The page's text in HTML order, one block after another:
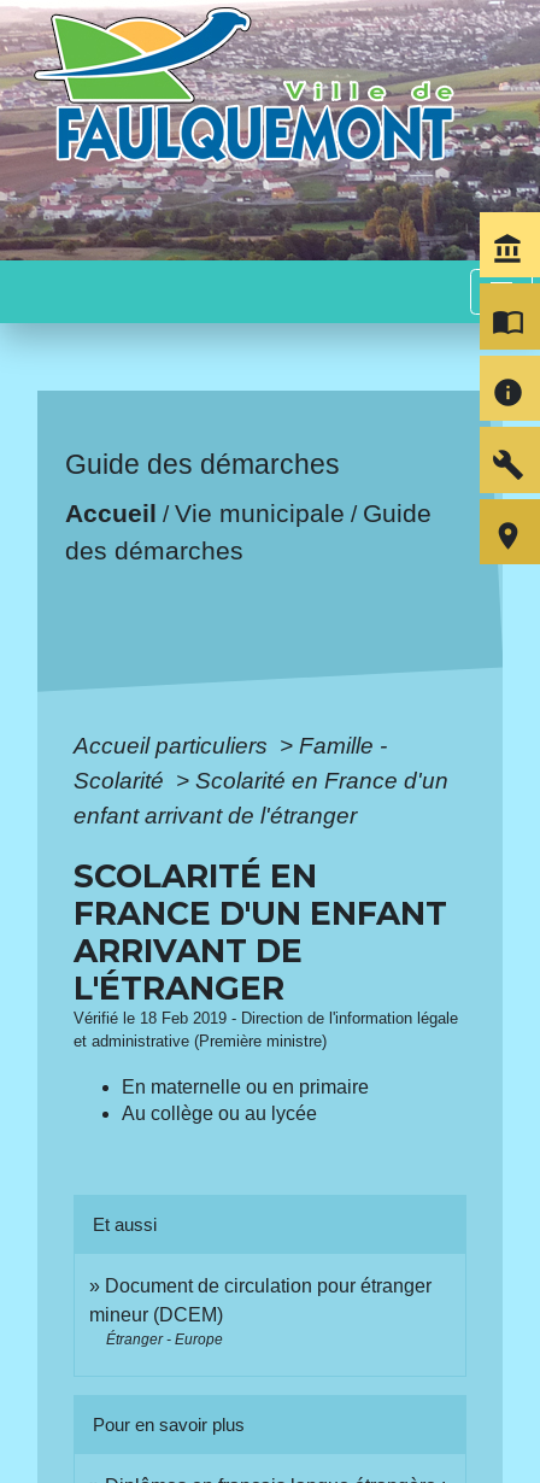
menu
Guide des démarches
Accueil /Vie municipale / Guide
des démarches
Accueil particuliers > Famille -
Scolarité > Scolarité en France d'un
enfant arrivant de l'étranger
SCOLARITÉ EN
FRANCE D'UN ENFANT
ARRIVANT DE
L'ÉTRANGER
Vérifié le 18 Feb 2019 - Direction de l'information légale
et administrative (Première ministre)
En maternelle ou en primaire
Au collège ou au lycée
Et aussi
Document de circulation pour étranger
mineur (DCEM)
Étranger - Europe
Pour en savoir plus
account_balance
import_contacts
info
build
room